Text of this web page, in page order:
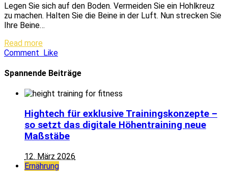
Legen Sie sich auf den Boden. Vermeiden Sie ein Hohlkreuz
zu machen. Halten Sie die Beine in der Luft. Nun strecken Sie
Ihre Beine…
Read more
Comment Like
Spannende Beiträge
Hightech für exklusive Trainingskonzepte –
so setzt das digitale Höhentraining neue
Maßstäbe
12. März 2026
Ernährung